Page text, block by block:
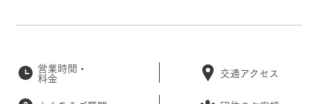
営業時間・
料金 交通アクセス